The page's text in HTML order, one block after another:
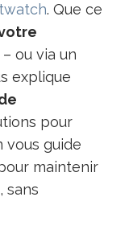
. Que ce
– ou via un
explique
pour
vous guide
maintenir
sans